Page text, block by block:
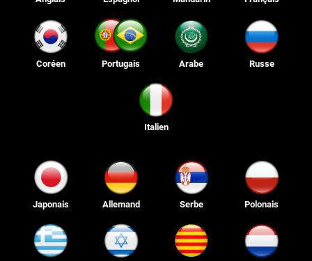
Coréen Portugais Arabe Russe
Italien
Japonais Allemand Serbe Polonais